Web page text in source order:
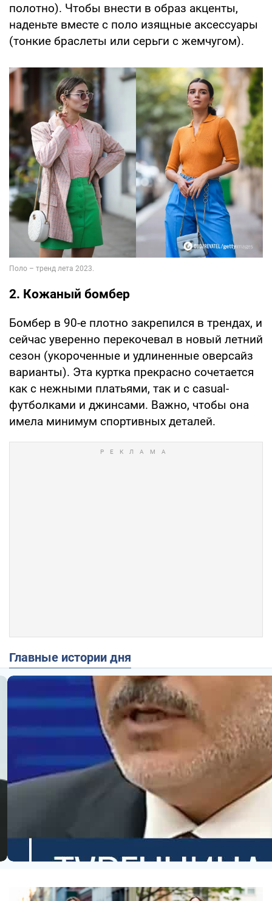
полотно). Чтобы внести в образ акценты,
наденьте вместе с поло изящные аксессуары
(тонкие браслеты или серьги с жемчугом).
2. Кожаный бомбер
Бомбер в 90-е плотно закрепился в трендах, и
сейчас уверенно перекочевал в новый летний
сезон (укороченные и удлиненные оверсайз
варианты). Эта куртка прекрасно сочетается
как с нежными платьями, так и с casual-
футболками и джинсами. Важно, чтобы она
имела минимум спортивных деталей.
Главные истории дня